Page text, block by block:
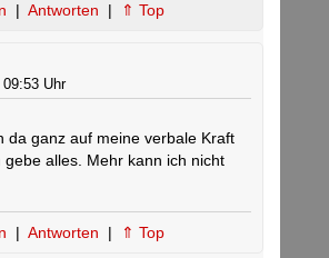
| Antworten | ⇑ Top
Uhr
da ganz auf meine verbale Kraft
gebe alles. Mehr kann ich nicht
| Antworten | ⇑ Top